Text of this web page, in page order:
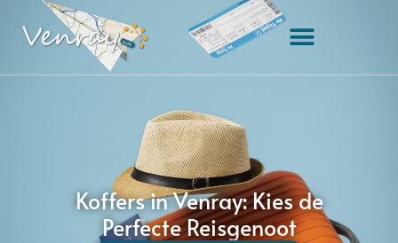
Koffers in Venray: Kies de
Perfecte Reisgenoot